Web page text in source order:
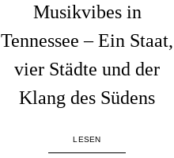
Musikvibes in
Tennessee – Ein Staat,
vier Städte und der
Klang des Südens
LESEN